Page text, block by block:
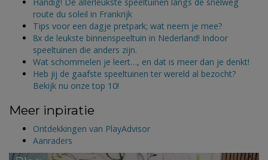
route du soleil in Frankrijk
Tips voor een dagje pretpark; wat neem je mee?
8x de leukste binnenspeeltuin in Nederland! Indoor
speeltuinen die anders zijn.
Wat schommelen je leert…, en dat is meer dan je denkt!
Heb jij de gaafste speeltuinen ter wereld al bezocht?
Bekijk nu onze top 10!
Meer inpiratie
Ontdekkingen van PlayAdvisor
Aanraders